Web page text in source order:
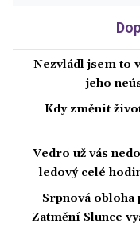
Nezvládl jsem to
jeho
Kdy změnit
Vedro už vás
ledový celé
Srpnová obloha
Zatmění Slunce